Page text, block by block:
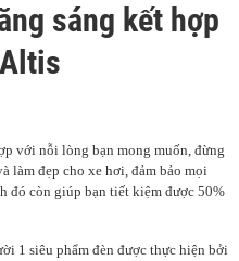
sáng kết hợp
với nỗi lòng bạn mong muốn, đừng
làm đẹp cho xe hơi, đảm bảo mọi
đó còn giúp bạn tiết kiệm được 50%
1 siêu phẩm đèn được thực hiện bởi